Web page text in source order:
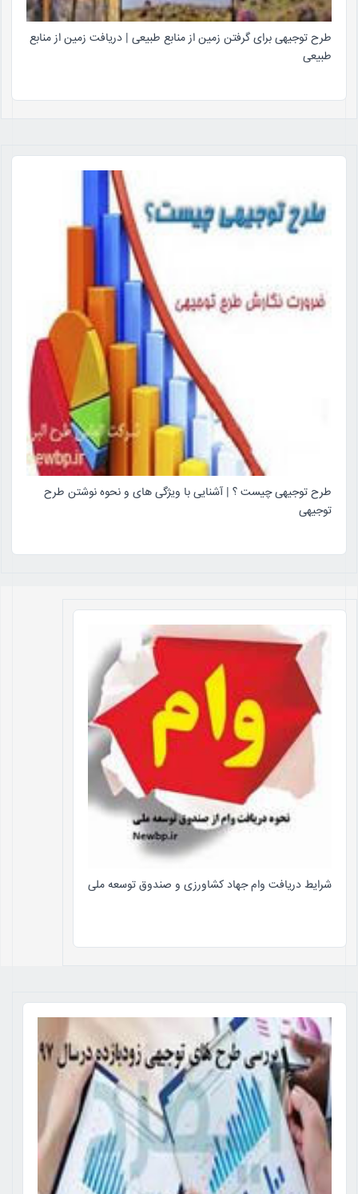
طرح توجیهی برای گرفتن زمین از منابع طبیعی | دریافت زمین از منابع
طبیعی
طرح توجیهی چیست ؟ | آشنایی با ویژگی های و نحوه نوشتن طرح
توجیهی
شرایط دریافت وام جهاد کشاورزی و صندوق توسعه ملی